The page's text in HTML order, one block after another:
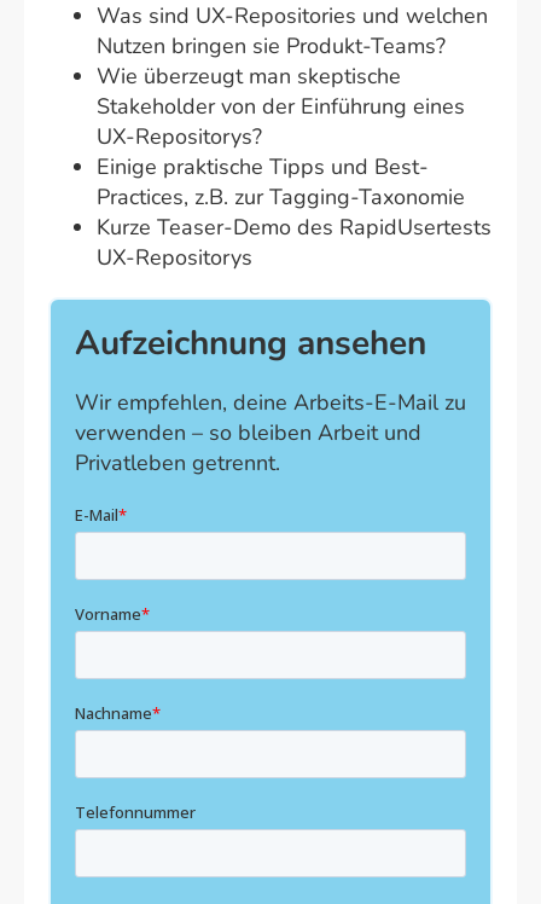
Was sind UX-Repositories und welchen
Nutzen bringen sie Produkt-Teams?
Wie überzeugt man skeptische
Stakeholder von der Einführung eines
UX-Repositorys?
Einige praktische Tipps und Best-
Practices, z.B. zur Tagging-Taxonomie
Kurze Teaser-Demo des RapidUsertests
UX-Repositorys
Aufzeichnung ansehen
Wir empfehlen, deine Arbeits-E-Mail zu
verwenden – so bleiben Arbeit und
Privatleben getrennt.